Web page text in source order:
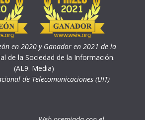
en 2020 y Ganador en 2021 de la
de la Sociedad de la Información.
(AL9. Media)
de Telecomunicaciones (UIT)